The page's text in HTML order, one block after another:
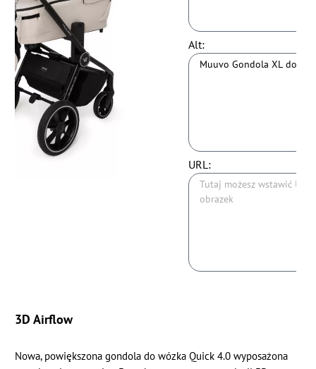
Alt:
URL:
3D Airflow
Nowa, powiększona gondola do wózka Quick 4.0 wyposażona